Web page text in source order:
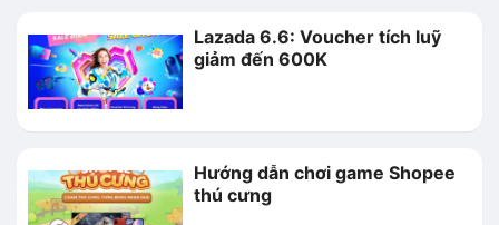
Lazada 6.6: Voucher tích luỹ
giảm đến 600K
Hướng dẫn chơi game Shopee
thú cưng